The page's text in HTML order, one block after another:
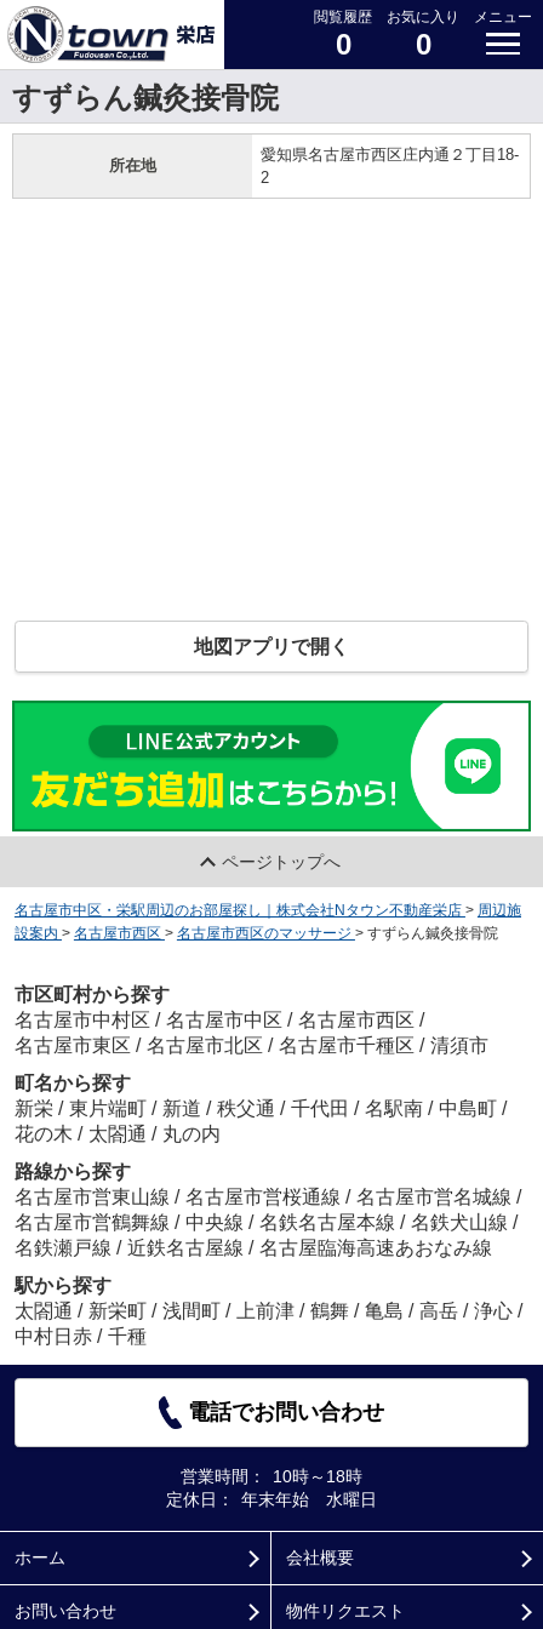
閲覧履歴
0
お気に入り
0
メニュー
すずらん鍼灸接骨院
所在地
愛知県名古屋市西区庄内通２丁目18-
2
地図アプリで開く
ページトップへ
名古屋市中区・栄駅周辺のお部屋探し｜株式会社Nタウン不動産栄店 > 周辺施
設案内 > 名古屋市西区 > 名古屋市西区のマッサージ > すずらん鍼灸接骨院
市区町村から探す
名古屋市中村区 / 名古屋市中区 / 名古屋市西区 /
名古屋市東区 / 名古屋市北区 / 名古屋市千種区 / 清須市
町名から探す
新栄 / 東片端町 / 新道 / 秩父通 / 千代田 / 名駅南 / 中島町 /
花の木 / 太閤通 / 丸の内
路線から探す
名古屋市営東山線 / 名古屋市営桜通線 / 名古屋市営名城線 /
名古屋市営鶴舞線 / 中央線 / 名鉄名古屋本線 / 名鉄犬山線 /
名鉄瀬戸線 / 近鉄名古屋線 / 名古屋臨海高速あおなみ線
駅から探す
太閤通 / 新栄町 / 浅間町 / 上前津 / 鶴舞 / 亀島 / 高岳 / 浄心 /
中村日赤 / 千種
電話でお問い合わせ
営業時間：
10時～18時
定休日：
年末年始 水曜日
ホーム 会社概要
お問い合わせ 物件リクエスト